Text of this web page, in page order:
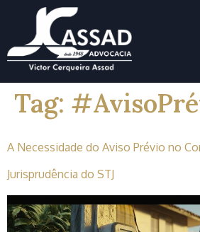
Tag:
A Necessidade do Aviso Prévio no
Jurisprudência do STJ